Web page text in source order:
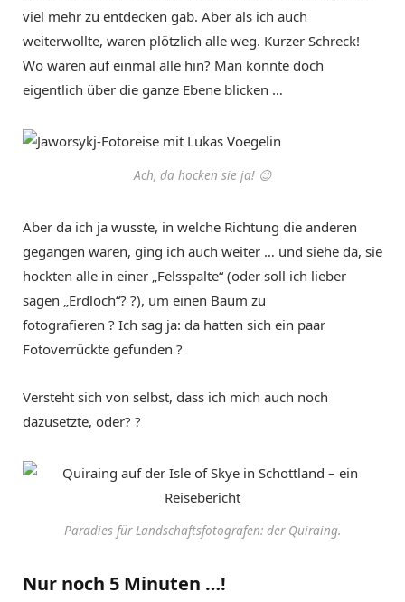
viel mehr zu entdecken gab. Aber als ich auch
weiterwollte, waren plötzlich alle weg. Kurzer Schreck!
Wo waren auf einmal alle hin? Man konnte doch
eigentlich über die ganze Ebene blicken …
Ach, da hocken sie ja! 😉
Aber da ich ja wusste, in welche Richtung die anderen
gegangen waren, ging ich auch weiter … und siehe da, sie
hockten alle in einer „Felsspalte“ (oder soll ich lieber
sagen „Erdloch“? ?), um einen Baum zu
fotografieren ? Ich sag ja: da hatten sich ein paar
Fotoverrückte gefunden ?
Versteht sich von selbst, dass ich mich auch noch
dazusetzte, oder? ?
Paradies für Landschaftsfotografen: der Quiraing.
Nur noch 5 Minuten …!